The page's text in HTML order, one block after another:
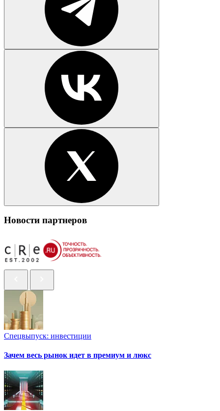
Новости партнеров
Спецвыпуск: инвестиции
Зачем весь рынок идет в премиум и люкс